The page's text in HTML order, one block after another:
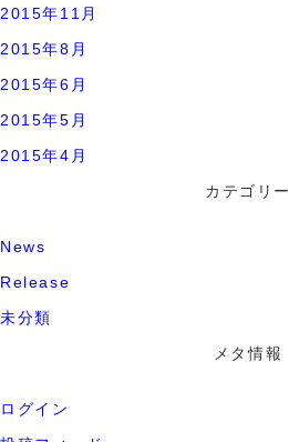
2015年11月
2015年8月
2015年6月
2015年5月
2015年4月
カテゴリー
News
Release
未分類
メタ情報
ログイン